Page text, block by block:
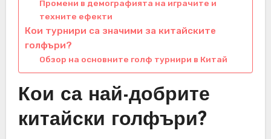
Промени в демографията на играчите и
техните ефекти
Кои турнири са значими за китайските
голфъри?
Обзор на основните голф турнири в Китай
Кои са най-добрите
китайски голфъри?